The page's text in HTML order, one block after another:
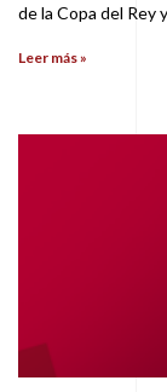
de la Copa del Rey
Leer más »